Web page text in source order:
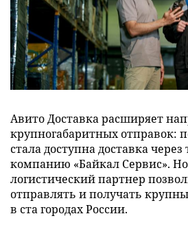
Авито Доставка расширяет
крупногабаритных отправок:
стала доступна доставка
компанию «Байкал Сервис».
логистический партнер
отправлять и получать
в ста городах России.